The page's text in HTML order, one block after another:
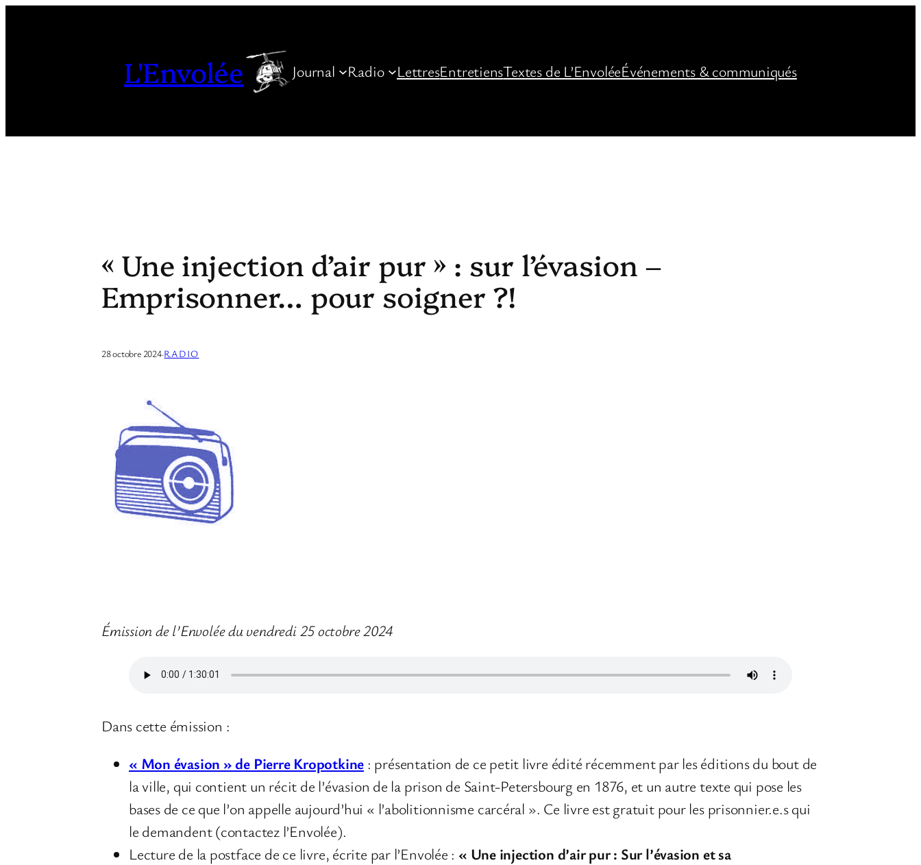
L'Envolée Journal Radio LettresEntretiensTextes de L’EnvoléeÉvénements & communiqués
« Une injection d’air pur » : sur l’évasion –
Emprisonner… pour soigner ?!
28 octobre 2024·RADIO
Émission de l’Envolée du vendredi 25 octobre 2024
Dans cette émission :
« Mon évasion » de Pierre Kropotkine : présentation de ce petit livre édité récemment par les éditions du bout de
la ville, qui contient un récit de l’évasion de la prison de Saint-Petersbourg en 1876, et un autre texte qui pose les
bases de ce que l’on appelle aujourd’hui « l’abolitionnisme carcéral ». Ce livre est gratuit pour les prisonnier.e.s qui
le demandent (contactez l’Envolée).
Lecture de la postface de ce livre, écrite par l’Envolée : « Une injection d’air pur : Sur l’évasion et sa